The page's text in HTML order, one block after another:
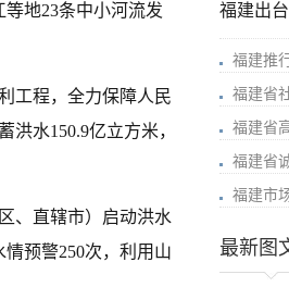
地23条中小河流发
工程，全力保障人民
水150.9亿立方米，
、直辖市）启动洪水
预警250次，利用山
福建出
福建推
福建省
福建省
福建省
福建市
最新图